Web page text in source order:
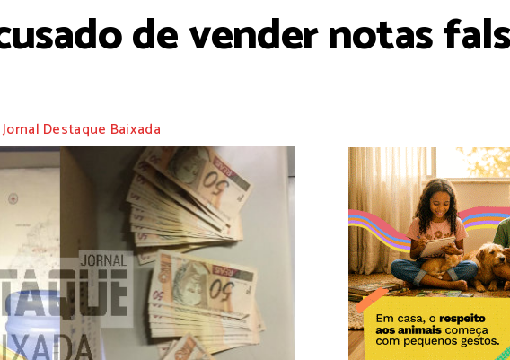
de vender notas
Jornal Destaque Baixada